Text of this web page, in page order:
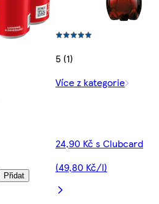
Přidat
5 (1)
Více z kategorie
24,90 Kč s Clubcard
(49,80 Kč/l)